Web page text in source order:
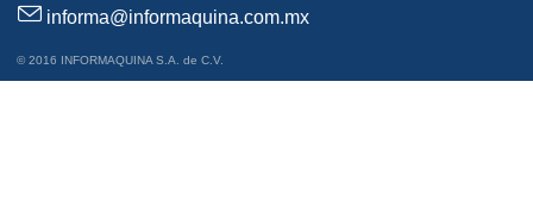
informa@informaquina.com.mx
© 2016 INFORMAQUINA S.A. de C.V.